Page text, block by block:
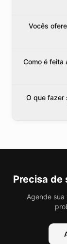
Vocês
Como é feita
O que fazer
Precisa de
Agende